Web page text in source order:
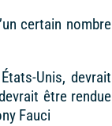
certain nombre
Unis, devrait
être rendue
Fauci